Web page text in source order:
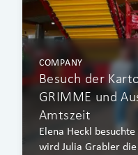
COMPANY
Besuch der
GRIMME und
Amtszeit
Elena Heckl
wird Julia Grabler